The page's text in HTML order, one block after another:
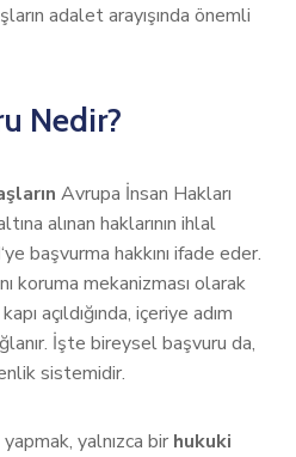
adalet arayışında önemli
Nedir?
Avrupa İnsan Hakları
alınan haklarının ihlal
‘ye başvurma hakkını ifade eder.
koruma mekanizması olarak
açıldığında, içeriye adım
İşte bireysel başvuru da,
sistemidir.
yalnızca bir hukuki